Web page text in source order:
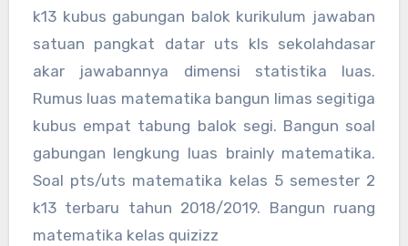
k13 kubus gabungan balok kurikulum jawaban
satuan pangkat datar uts kls sekolahdasar
akar jawabannya dimensi statistika luas.
Rumus luas matematika bangun limas segitiga
kubus empat tabung balok segi. Bangun soal
gabungan lengkung luas brainly matematika.
Soal pts/uts matematika kelas 5 semester 2
k13 terbaru tahun 2018/2019. Bangun ruang
matematika kelas quizizz